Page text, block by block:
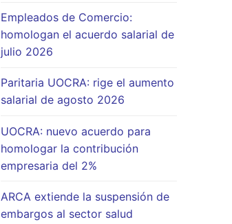
Empleados de Comercio:
homologan el acuerdo salarial de
julio 2026
Paritaria UOCRA: rige el aumento
salarial de agosto 2026
UOCRA: nuevo acuerdo para
homologar la contribución
empresaria del 2%
ARCA extiende la suspensión de
embargos al sector salud